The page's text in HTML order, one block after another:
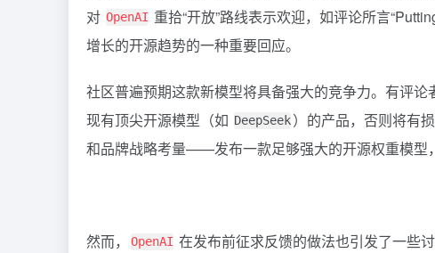
对 OpenAI 重拾“开放”路线表示欢迎，如评论所言
增长的开源趋势的一种重要回应。
社区普遍预期这款新模型将具备强大的竞争力。有评论
现有顶尖开源模型（如 DeepSeek）的产品，否则将有
和品牌战略考量——发布一款足够强大的开源权重模型
然而， OpenAI 在发布前征求反馈的做法也引发了一些